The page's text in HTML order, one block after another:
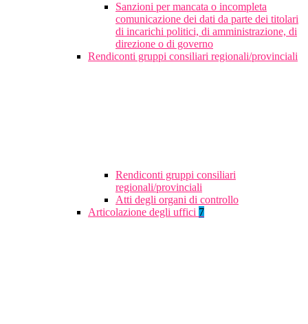
Sanzioni per mancata o incompleta
comunicazione dei dati da parte dei titolari
di incarichi politici, di amministrazione, di
direzione o di governo
Rendiconti gruppi consiliari regionali/provinciali
Rendiconti gruppi consiliari
regionali/provinciali
Atti degli organi di controllo
Articolazione degli uffici 7